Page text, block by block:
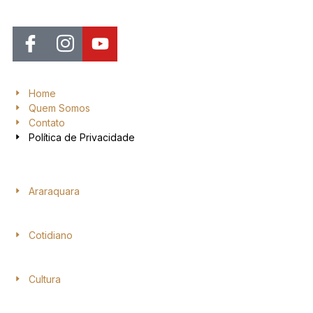
Home
Quem Somos
Contato
Política de Privacidade
Araraquara
Cotidiano
Cultura